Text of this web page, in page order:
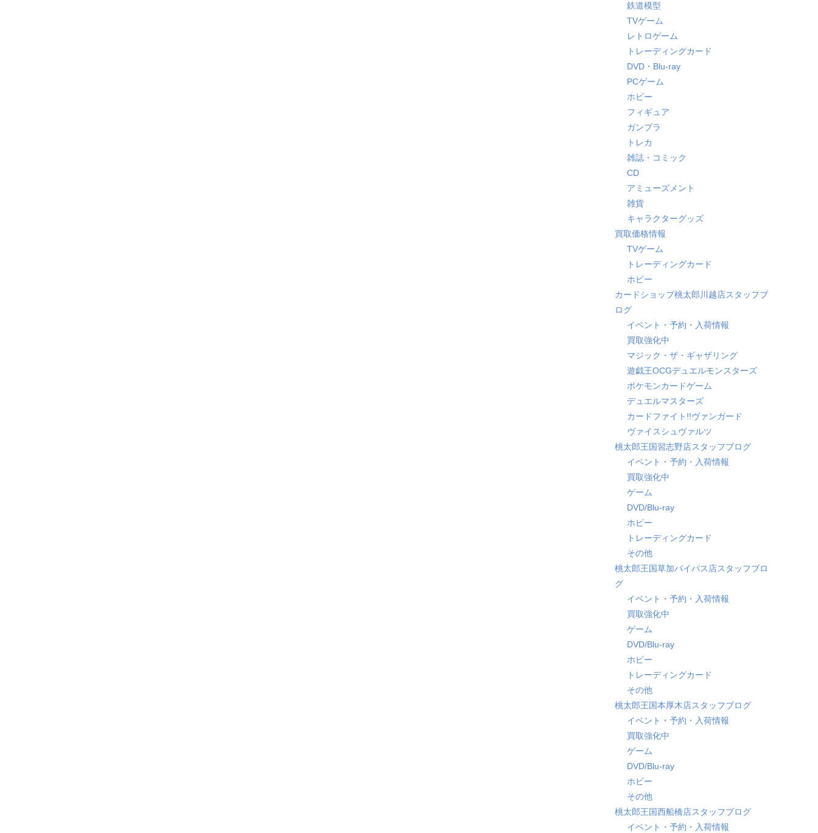
鉄道模型
TVゲーム
レトロゲーム
トレーディングカード
DVD・Blu-ray
PCゲーム
ホビー
フィギュア
ガンプラ
トレカ
雑誌・コミック
CD
アミューズメント
雑貨
キャラクターグッズ
買取価格情報
TVゲーム
トレーディングカード
ホビー
カードショップ桃太郎川越店スタッフブ
ログ
イベント・予約・入荷情報
買取強化中
マジック・ザ・ギャザリング
遊戯王OCGデュエルモンスターズ
ポケモンカードゲーム
デュエルマスターズ
カードファイト!!ヴァンガード
ヴァイスシュヴァルツ
桃太郎王国習志野店スタッフブログ
イベント・予約・入荷情報
買取強化中
ゲーム
DVD/Blu-ray
ホビー
トレーディングカード
その他
桃太郎王国草加バイパス店スタッフブロ
グ
イベント・予約・入荷情報
買取強化中
ゲーム
DVD/Blu-ray
ホビー
トレーディングカード
その他
桃太郎王国本厚木店スタッフブログ
イベント・予約・入荷情報
買取強化中
ゲーム
DVD/Blu-ray
ホビー
その他
桃太郎王国西船橋店スタッフブログ
イベント・予約・入荷情報